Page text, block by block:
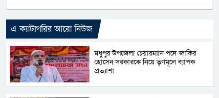
এ ক্যাটাগরির আরো নিউজ
মধুপুর উপজেলা চেয়ারম্যান পদে জাকির
হোসেন সরকারকে নিয়ে তৃণমূলে ব্যাপক
প্রত্যাশা